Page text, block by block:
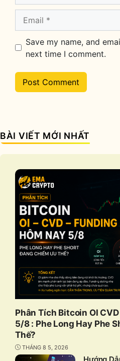
Email
Save my name, and
next time I comment.
BÀI VIẾT MỚI NHẤT
Phân Tích Bitcoin OI
5/8 : Phe Long Hay Phe
Thế?
THÁNG 8 5, 2026